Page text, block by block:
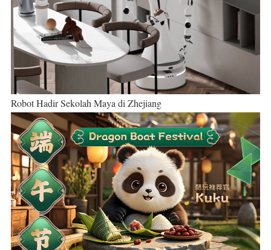
Robot Hadir Sekolah Maya di Zhejiang